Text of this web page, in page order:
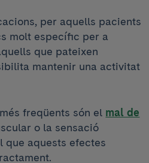
per aquells pacients
molt específic per a
que pateixen
mantenir una activitat
freqüents són el mal de
o la sensació
que aquests efectes